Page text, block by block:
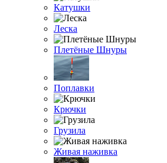
Катушки
Леска
Плетёные Шнуры
Поплавки
Крючки
Грузила
Живая наживка